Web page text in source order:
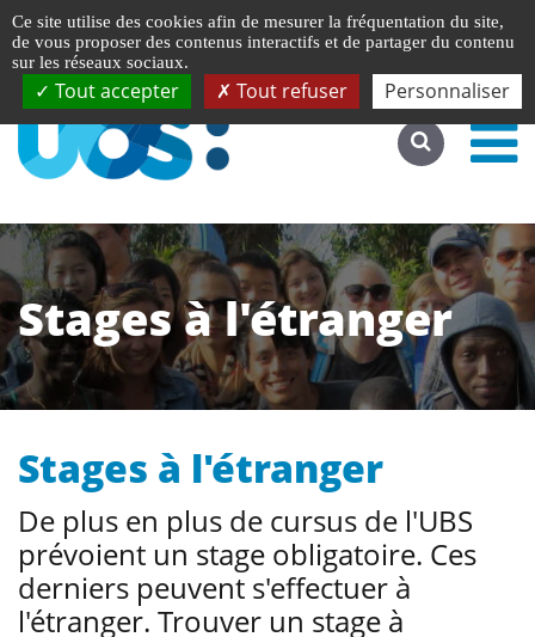
Accéder au site complet English
Stages à l'étranger
Stages à l'étranger
De plus en plus de cursus de l'UBS
prévoient un stage obligatoire. Ces
derniers peuvent s'effectuer à
l'étranger. Trouver un stage à
Ce site utilise des cookies afin de mesurer la fréquentation du site,
de vous proposer des contenus interactifs et de partager du contenu
sur les réseaux sociaux.
Tout accepter Tout refuser Personnaliser